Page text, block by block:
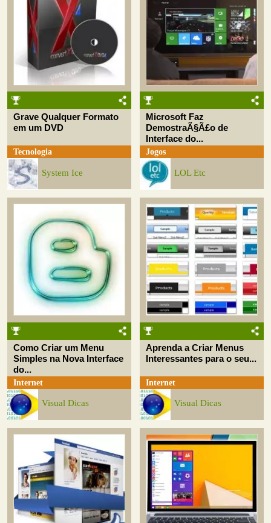
Grave Qualquer Formato
em um DVD
Tecnologia
System Ice
Microsoft Faz
DemostraÃ§Ã£o de
Interface do...
Jogos
LOL Etc
Como Criar um Menu
Simples na Nova Interface
do...
Internet
Visual Dicas
Aprenda a Criar Menus
Interessantes para o seu...
Internet
Visual Dicas